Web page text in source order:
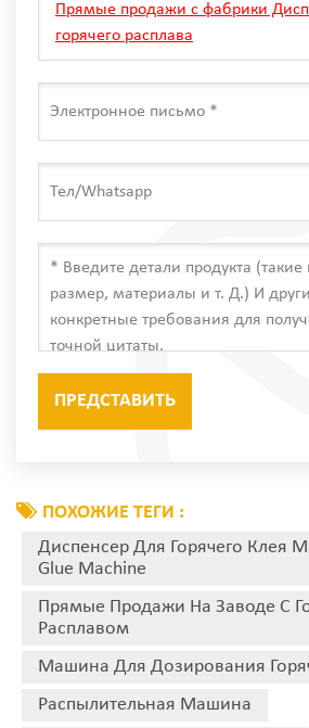
Прямые продажи с фабрики
горячего расплава
ПОХОЖИЕ ТЕГИ :
Диспенсер Для Горячего Клея
Glue Machine
Прямые Продажи На Заводе С
Расплавом
Машина Для Дозирования
Распылительная Машина